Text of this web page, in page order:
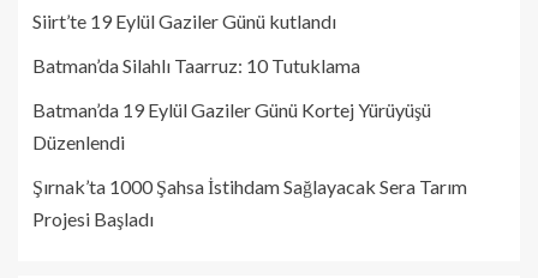
Siirt’te 19 Eylül Gaziler Günü kutlandı
Batman’da Silahlı Taarruz: 10 Tutuklama
Batman’da 19 Eylül Gaziler Günü Kortej Yürüyüşü
Düzenlendi
Şırnak’ta 1000 Şahsa İstihdam Sağlayacak Sera Tarım
Projesi Başladı